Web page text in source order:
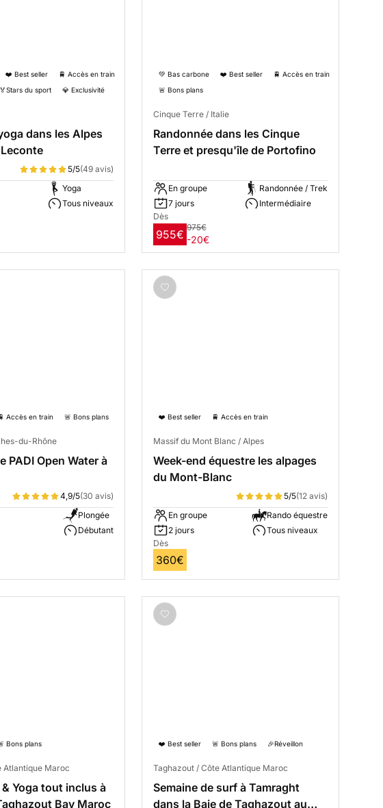
❤️ Best seller
🚆 Accès en train
🏅Stars du sport 💎 Exclusivité
dans les Alpes
5/5(49 avis)
Yoga
Tous niveaux
💚 Bas carbone ❤️ Best seller
🚆 Accès en train
🚨 Bons plans
Cinque Terre / Italie
Randonnée dans les Cinque
Terre et presqu'île de Portofino
En groupe
7 jours
Randonnée / Trek
Intermédiaire
Dès
955€
975€
-20€
Accès en train 🚨 Bons plans
du-Rhône
PADI Open Water à
4,9/5(30 avis)
Plongée
Débutant
❤️ Best seller 🚆 Accès en train
Massif du Mont Blanc / Alpes
Week-end équestre les alpages
du Mont-Blanc
5/5(12 avis)
En groupe
2 jours
Rando équestre
Tous niveaux
Dès
360€
Bons plans
Atlantique Maroc
Yoga tout inclus à
Bay Maroc
❤️ Best seller 🚨 Bons plans 🎉Réveillon
Taghazout / Côte Atlantique Maroc
Semaine de surf à Tamraght
dans la Baie de Taghazout au